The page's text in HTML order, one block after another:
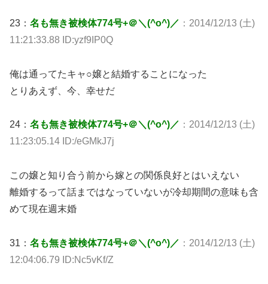
23： 名も無き被検体774号+＠＼(^o^)／ ：2014/12/13 (土)
11:21:33.88 ID:yzf9IP0Q
俺は通ってたキャ○嬢と結婚することになった
とりあえず、今、幸せだ
24： 名も無き被検体774号+＠＼(^o^)／ ：2014/12/13 (土)
11:23:05.14 ID:/eGMkJ7j
この嬢と知り合う前から嫁との関係良好とはいえない
離婚するって話まではなっていないが冷却期間の意味も含
めて現在週末婚
31： 名も無き被検体774号+＠＼(^o^)／ ：2014/12/13 (土)
12:04:06.79 ID:Nc5vKf/Z